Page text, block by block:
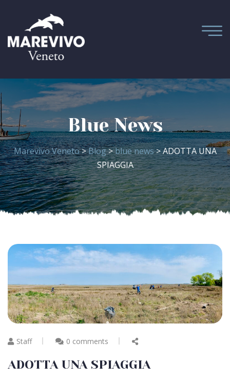
Blue News
Marevivo Veneto>Blog>blue news> ADOTTA UNA
SPIAGGIA
Staff 0 comments
ADOTTA UNA SPIAGGIA